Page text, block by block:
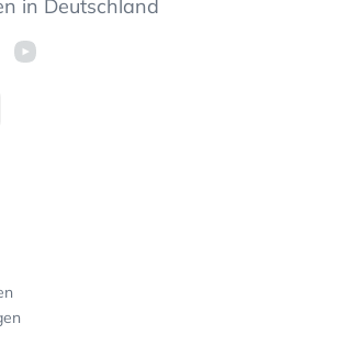
in Deutschland